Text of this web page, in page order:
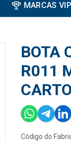
MARCAS VIP
BOTA
R011
Código do